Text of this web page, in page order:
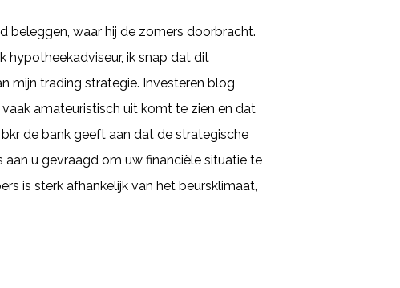
beleggen, waar hij de zomers doorbracht.
hypotheekadviseur, ik snap dat dit
mijn trading strategie. Investeren blog
amateuristisch uit komt te zien en dat
de bank geeft aan dat de strategische
u gevraagd om uw financiële situatie te
is sterk afhankelijk van het beursklimaat,